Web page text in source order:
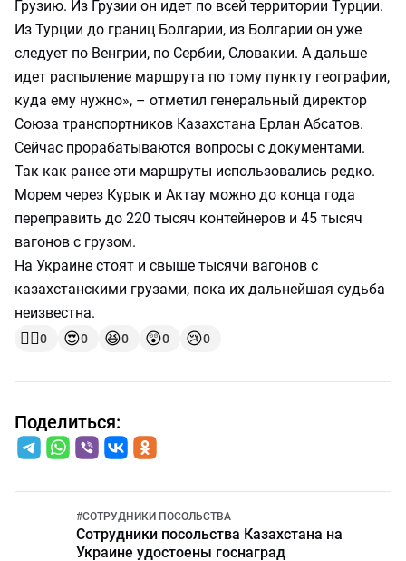
Грузию. Из Грузии он идет по всей территории Турции.
Из Турции до границ Болгарии, из Болгарии он уже
следует по Венгрии, по Сербии, Словакии. А дальше
идет распыление маршрута по тому пункту географии,
куда ему нужно», – отметил генеральный директор
Союза транспортников Казахстана Ерлан Абсатов.
Сейчас прорабатываются вопросы с документами.
Так как ранее эти маршруты использовались редко.
Морем через Курык и Актау можно до конца года
переправить до 220 тысяч контейнеров и 45 тысяч
вагонов с грузом.
На Украине стоят и свыше тысячи вагонов с
казахстанскими грузами, пока их дальнейшая судьба
неизвестна.
👍🏻0 😍0 😆0 😲0 😢0
Поделиться:
#СОТРУДНИКИ ПОСОЛЬСТВА
Сотрудники посольства Казахстана на
Украине удостоены госнаград